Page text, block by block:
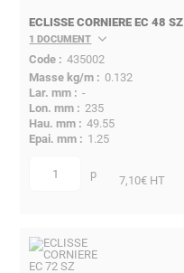
ECLISSE CORNIERE EC 48 SZ
1 DOCUMENT
435002
0.132
-
235
49.55
1.25
quantité p 7,10€ HT